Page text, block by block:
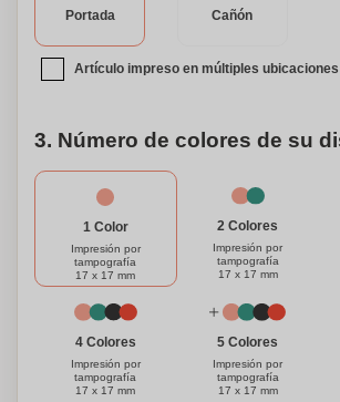
Portada Cañón
Artículo impreso en múltiples ubicaciones
3. Número de colores de su
1 Color
Impresión por
tampografía
17 x 17 mm
2 Colores
Impresión por
tampografía
17 x 17 mm
4 Colores
Impresión por
tampografía
17 x 17 mm
5 Colores
Impresión por
tampografía
17 x 17 mm